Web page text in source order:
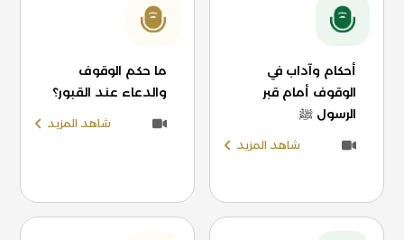
أحكام وآداب في
الوقوف أمام قبر
الرسول ﷺ
شاهد المزيد
ما حكم الوقوف
والدعاء عند القبور؟
شاهد المزيد